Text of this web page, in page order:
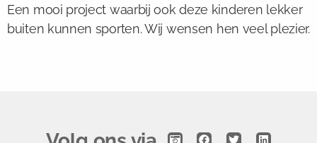
Een mooi project waarbij ook deze kinderen lekker
buiten kunnen sporten. Wij wensen hen veel plezier.